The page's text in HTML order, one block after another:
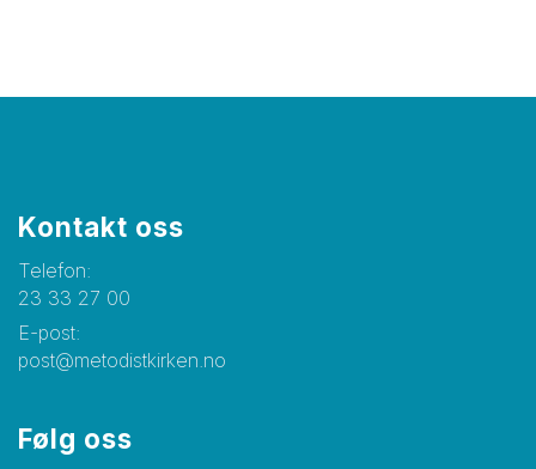
Kontakt oss
Telefon:
23 33 27 00
E-post:
post@metodistkirken.no
Følg oss